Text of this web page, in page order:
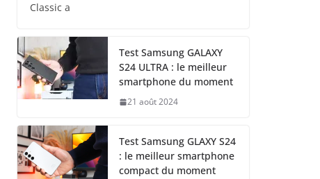
Classic a
Test Samsung GALAXY
S24 ULTRA : le meilleur
smartphone du moment
21 août 2024
Test Samsung GLAXY S24
: le meilleur smartphone
compact du moment